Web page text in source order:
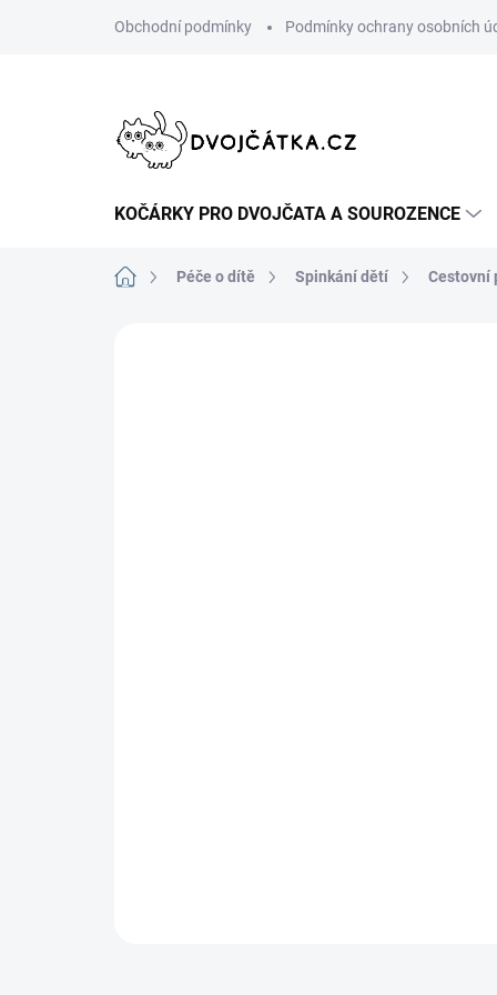
Obchodní podmínky Podmínky ochrany osobních
KOČÁRKY PRO DVOJČATA A SOUROZENCE
Domů Péče o dítě Spinkání dětí Cestovní